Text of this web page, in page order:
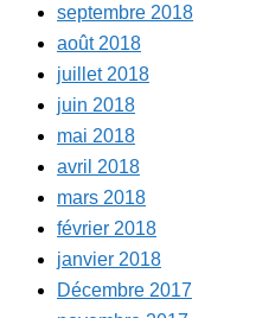
septembre 2018
août 2018
juillet 2018
juin 2018
mai 2018
avril 2018
mars 2018
février 2018
janvier 2018
Décembre 2017